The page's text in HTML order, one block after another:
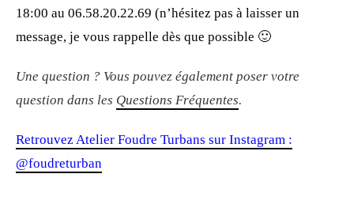
18:00 au 06.58.20.22.69 (n’hésitez pas à laisser un
message, je vous rappelle dès que possible 🙂
Une question ? Vous pouvez également poser votre
question dans les Questions Fréquentes.
Retrouvez Atelier Foudre Turbans sur Instagram :
@foudreturban